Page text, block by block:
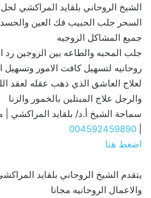
الشيخ الروحاني بلقايد المراكشي
السحر جلب الحبيب فك العين
جميع المشاكل الزوجيه
جلب المحبه والطاعه بين الزوجين رد
روحانيه لتسهيل كافت الامور وتسهيل
لعلاج العاشق الذي ذهب عقله لعقد
والرجل علاج المبتلين بالخمور والزنا
سماحة الشيخ أ.د/ بلقايد المراكشي |
004592459890
اضغط هنا
يتقدم الشيخ الروحاني بلقايد
والاعمال الروحانيه مجانا